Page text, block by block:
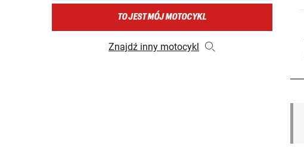
TO JEST MÓJ MOTOCYKL
Znajdź inny motocykl